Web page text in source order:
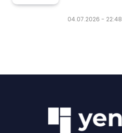
04.07.2026 - 22:48